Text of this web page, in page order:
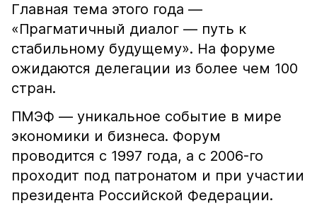
Главная тема этого года —
«Прагматичный диалог — путь к
стабильному будущему». На форуме
ожидаются делегации из более чем 100
стран.
ПМЭФ — уникальное событие в мире
экономики и бизнеса. Форум
проводится с 1997 года, а с 2006-го
проходит под патронатом и при участии
президента Российской Федерации.